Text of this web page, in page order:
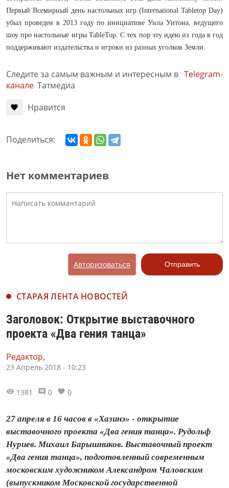
Первый Всемирный день настольных игр (International Tabletop Day)
убыл проведен в 2013 году по инициативе Уила Уитона, ведущего
шоу про настольные игры TableTop. С тех пор эту идею из года в год
поддерживают издательства и игроки из разных уголков Земли.
Следите за самым важным и интересным в Telegram-
канале Татмедиа
Нравится
Поделиться:
Нет комментариев
Авторизоваться Отправить
СТАРАЯ ЛЕНТА НОВОСТЕЙ
Заголовок: Открытие выставочного
проекта «Два гения танца»
Редактор,
23 Апрель 2018 - 10:23
1381 0 0
27 апреля в 16 часов в «Хазинэ» - открытие
выставочного проекта «Два гения танца». Рудольф
Нуриев. Михаил Барышников. Выставочный проект
«Два гения танца», подготовленный современным
московским художником Александром Чаловским
(выпускником Московской государственной